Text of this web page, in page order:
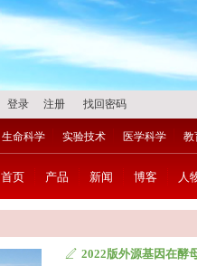
找回密码
登录 注册
生命科学 实验技术 医学科学 教
首页 产品 新闻 博客 人
ꄅ